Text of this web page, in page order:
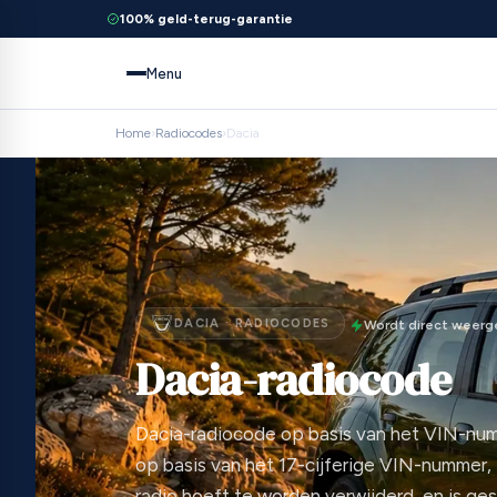
100% geld-terug-garantie
Menu
Home›Radiocodes›Dacia
DACIA · RADIOCODES Wordt direct
Dacia-radiocode
Dacia-radiocode op basis van het VIN-
op basis van het 17-cijferige VIN-